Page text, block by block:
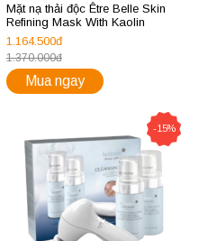
Mặt nạ thải độc Être Belle Skin
Refining Mask With Kaolin
1.164.500đ
1.370.000đ
Mua ngay
-15%